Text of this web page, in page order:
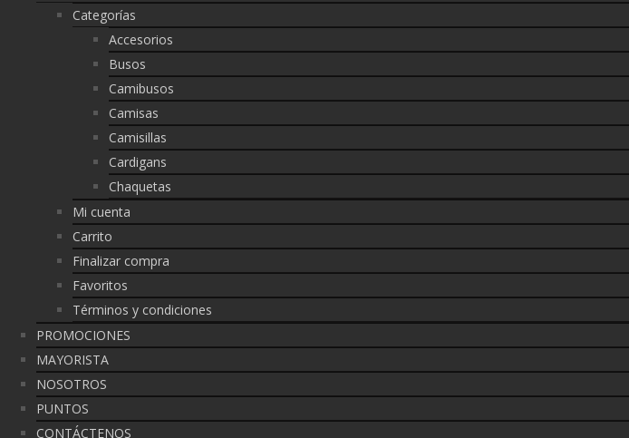
Categorías
Accesorios
Busos
Camibusos
Camisas
Camisillas
Cardigans
Chaquetas
Mi cuenta
Carrito
Finalizar compra
Favoritos
Términos y condiciones
PROMOCIONES
MAYORISTA
NOSOTROS
PUNTOS
CONTÁCTENOS